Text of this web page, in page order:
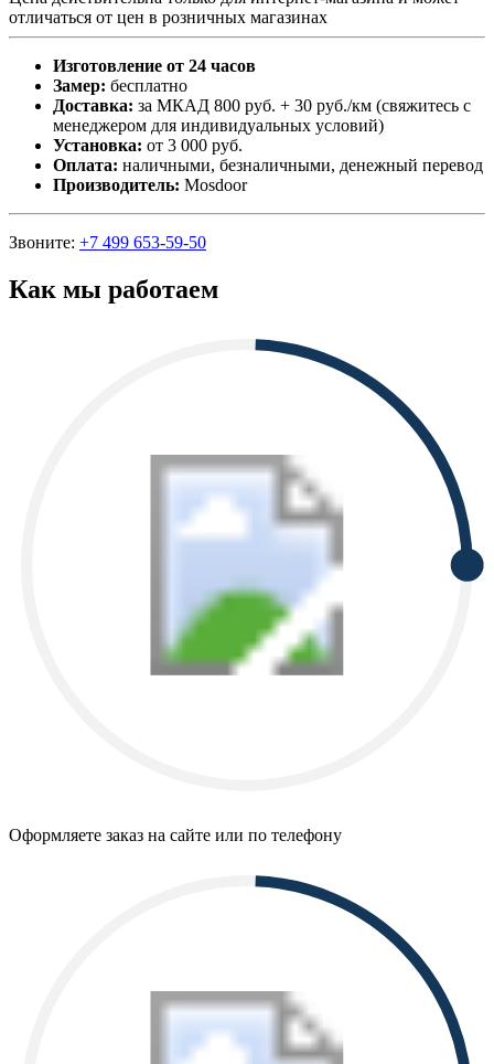
отличаться от цен в розничных магазинах
Изготовление от 24 часов
Замер: бесплатно
Доставка: за МКАД 800 руб. + 30 руб./км (свяжитесь с
менеджером для индивидуальных условий)
Установка: от 3 000 руб.
Оплата: наличными, безналичными, денежный перевод
Производитель: Mosdoor
Звоните: +7 499 653-59-50
Как мы работаем
Оформляете заказ на сайте или по телефону